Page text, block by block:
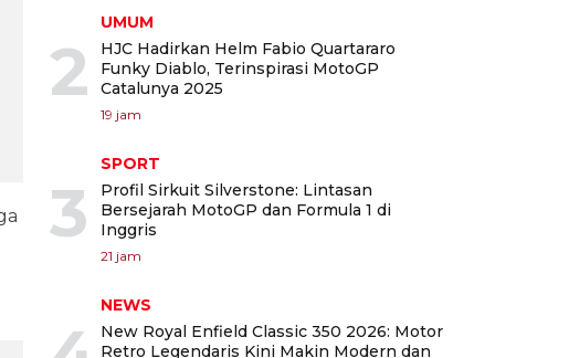
2
UMUM
HJC Hadirkan Helm Fabio Quartararo
Funky Diablo, Terinspirasi MotoGP
Catalunya 2025
19 jam
3
SPORT
Profil Sirkuit Silverstone: Lintasan
Bersejarah MotoGP dan Formula 1 di
Inggris
21 jam
NEWS
New Royal Enfield Classic 350 2026: Motor
Retro Legendaris Kini Makin Modern dan